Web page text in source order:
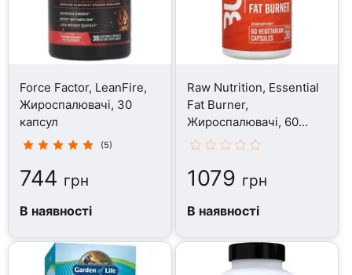
Force Factor, LeanFire,
Жироспалювачі, 30
капсул
(5)
744 грн
В наявності
Raw Nutrition, Essential
Fat Burner,
Жироспалювачі, 60
капсул
1079 грн
В наявності